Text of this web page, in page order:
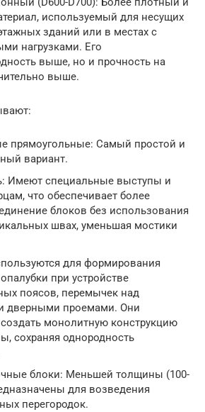
используемый для несущих
зданий или в местах с
нагрузками. Его
выше, но и прочность на
выше.
прямоугольные: Самый простой и
вариант.
Имеют специальные выступы и
что обеспечивает более
блоков без использования
швах, уменьшая мостики
для формирования
при устройстве
поясов, перемычек над
дверными проемами. Они
монолитную конструкцию
сохраняя однородность
блоки: Меньшей толщины (100-
для возведения
перегородок.